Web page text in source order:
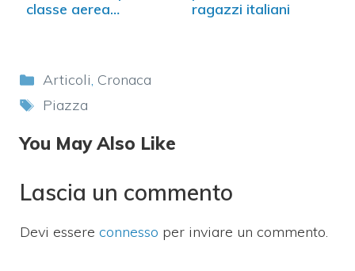
classe aerea…
ragazzi italiani
Categorie
Articoli, Cronaca
Tag
Piazza
You May Also Like
Lascia un commento
Devi essere connesso per inviare un commento.